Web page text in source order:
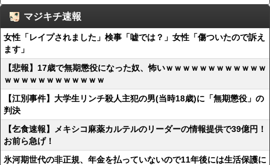
マジキチ速報
女性「レイプされました」検事「嘘では？」女性「傷ついたので訴え
ます」
【悲報】17歳で無期懲役になった奴、怖いｗｗｗｗｗｗｗｗｗｗｗｗ
ｗｗｗｗｗｗｗｗｗｗｗｗ
【江別事件】大学生リンチ殺人主犯の男(当時18歳)に「無期懲役」の
判決
【乞食速報】メキシコ麻薬カルテルのリーダーの情報提供で39億円！
お前ら急げ！
氷河期世代の非正規、年金を払っていないので11年後には生活保護に